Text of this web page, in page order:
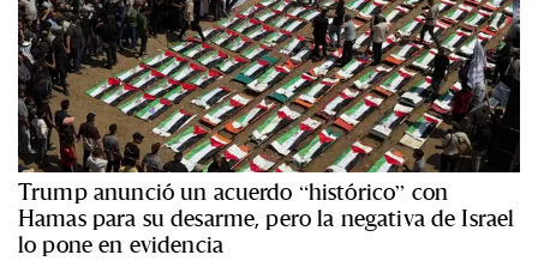
Trump anunció un acuerdo “histórico” con
Hamas para su desarme, pero la negativa de Israel
lo pone en evidencia